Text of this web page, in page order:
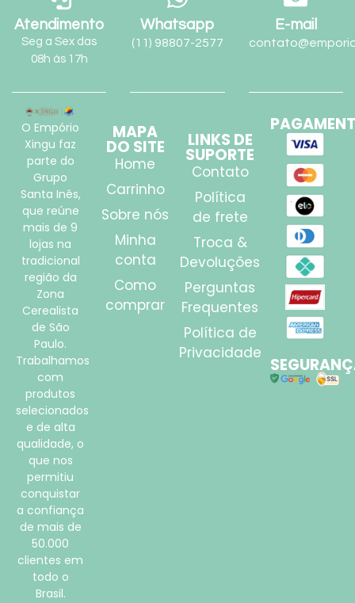
Atendimento
Seg a Sex das
08h às 17h
Whatsapp
(11) 98807-2577
E-mail
O Empório
Xingu faz
parte do
Grupo
Santa Inês,
que reúne
mais de 9
lojas na
tradicional
região da
Zona
Cerealista
de São
Paulo.
Trabalhamos
com
produtos
selecionados
e de alta
qualidade, o
que nos
permitiu
conquistar
a confiança
de mais de
50.000
clientes em
todo o
Brasil.
MAPA
DO SITE
Home
Carrinho
Sobre nós
Minha
conta
Como
comprar
LINKS DE
SUPORTE
Contato
Política
de frete
Troca &
Devoluções
Perguntas
Frequentes
Política de
Privacidade